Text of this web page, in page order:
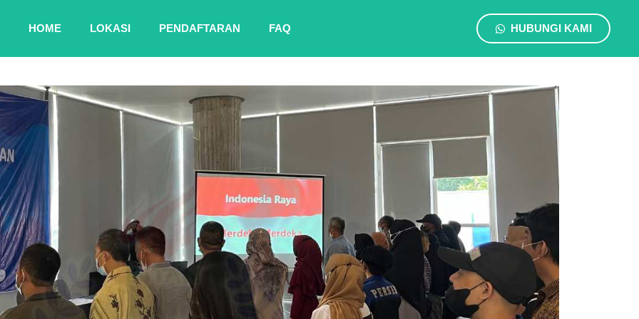
HOME LOKASI PENDAFTARAN FAQ HUBUNGI KAMI